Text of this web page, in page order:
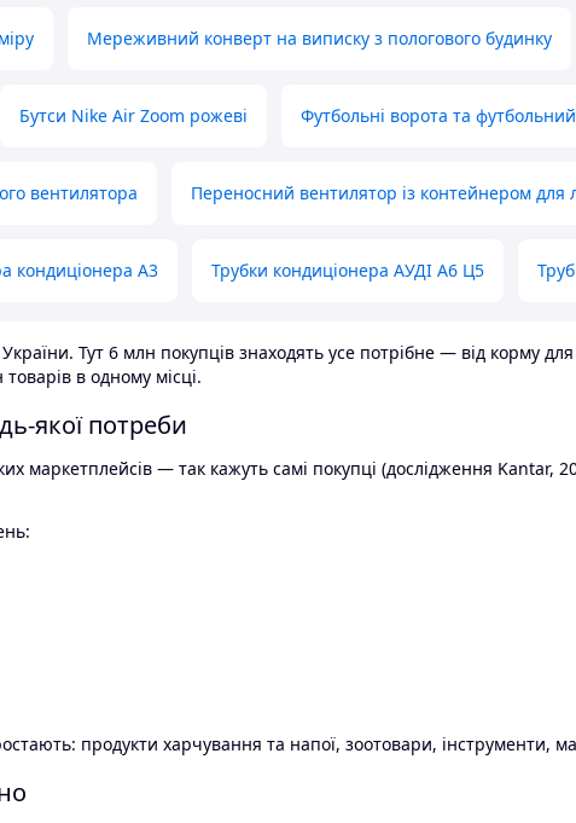
Мереживний конверт на виписку з пологового будинку
Бутси Nike Air Zoom рожеві Футбольні ворота та
вентилятора Переносний вентилятор із контейнером для
кондиціонера А3 Трубки кондиціонера АУДІ А6 Ц5
Тут 6 млн покупців знаходять усе потрібне — від корму
в одному місці.
якої потреби
маркетплейсів — так кажуть самі покупці (дослідження Kantar,
продукти харчування та напої, зоотовари, інструменти,